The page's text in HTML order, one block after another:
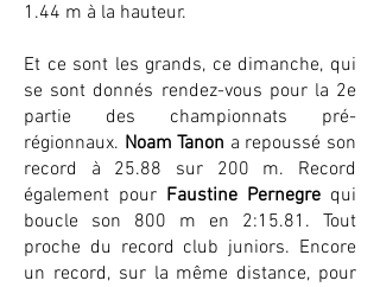
1.44 m à la hauteur.
Et ce sont les grands, ce dimanche, qui
se sont donnés rendez-vous pour la 2e
partie des championnats pré-
régionnaux. Noam Tanon a repoussé son
record à 25.88 sur 200 m. Record
également pour Faustine Pernegre qui
boucle son 800 m en 2:15.81. Tout
proche du record club juniors. Encore
un record, sur la même distance, pour